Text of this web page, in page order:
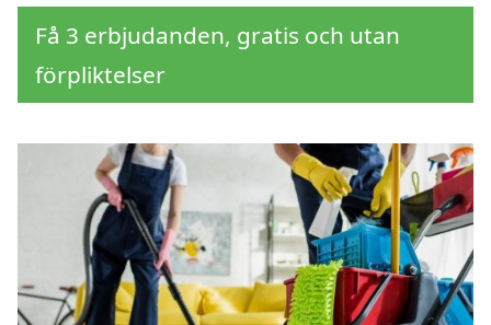
Få 3 erbjudanden, gratis och utan
förpliktelser